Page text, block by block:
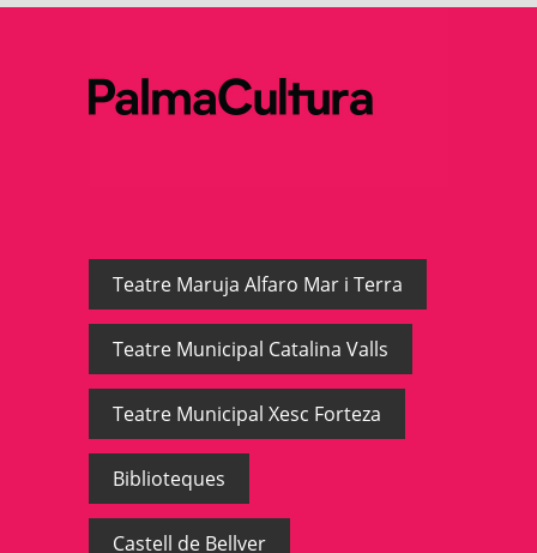
Teatre Maruja Alfaro Mar i Terra
Teatre Municipal Catalina Valls
Teatre Municipal Xesc Forteza
Biblioteques
Castell de Bellver